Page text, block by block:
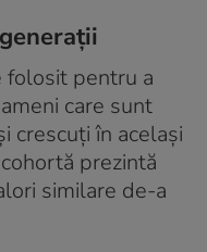
folosit pentru a
care sunt
crescuți în același
prezintă
similare de-a